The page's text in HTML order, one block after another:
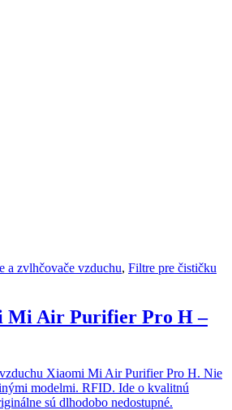
a zvlhčovače vzduchu, Filtre pre čističku
Mi Air Purifier Pro H –
Xiaomi Mi Air Purifier Pro H. Nie
modelmi. RFID. Ide o kvalitnú
sú dlhodobo nedostupné.